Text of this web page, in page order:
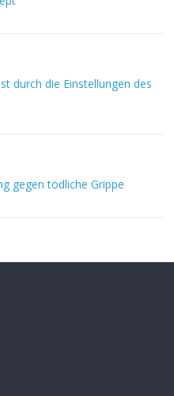
durch die Einstellungen des
gegen tödliche Grippe